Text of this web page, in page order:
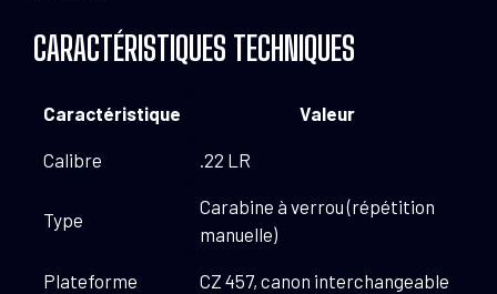
CARACTÉRISTIQUES TECHNIQUES
Caractéristique Valeur
Calibre .22 LR
Type
Carabine à verrou (répétition
manuelle)
Plateforme CZ 457, canon interchangeable